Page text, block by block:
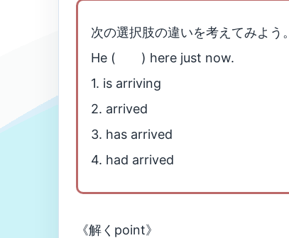
次の選択肢の違いを考えてみよう。
He ( ) here just now.
1. is arriving
2. arrived
3. has arrived
4. had arrived
《解くpoint》